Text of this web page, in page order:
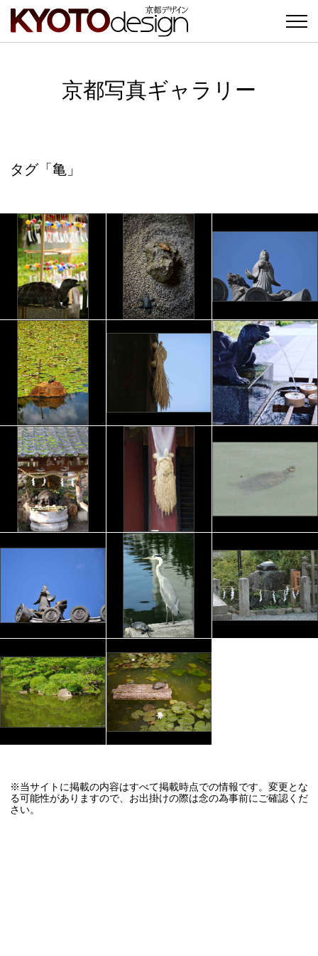
京都写真ギャラリー
タグ「亀」
※当サイトに掲載の内容はすべて掲載時点での情報です。変更とな
る可能性がありますので、お出掛けの際は念の為事前にご確認くだ
さい。